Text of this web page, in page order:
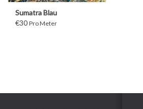
Sumatra Blau
€30 Pro Meter